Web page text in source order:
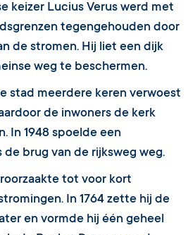
keizer Lucius Verus werd met
tegengehouden door
de stromen. Hij liet een dijk
weg te beschermen.
stad meerdere keren verwoest
de inwoners de kerk
In 1948 spoelde een
brug van de rijksweg weg.
tot voor kort
In 1764 zette hij de
en vormde hij één geheel